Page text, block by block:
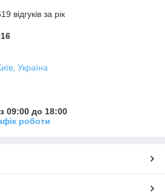
відгуків за рік
Україна
09:00 до 18:00
роботи